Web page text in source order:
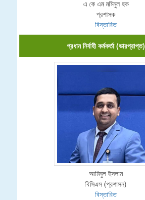
এ কে এম মমিনুল হক
প্রশাসক
বিস্তারিত
প্রধান নির্বাহী কর্মকর্তা (ভারপ্রাপ্ত)
আমিনুল ইসলাম
বিসিএস (প্রশাসন)
বিস্তারিত